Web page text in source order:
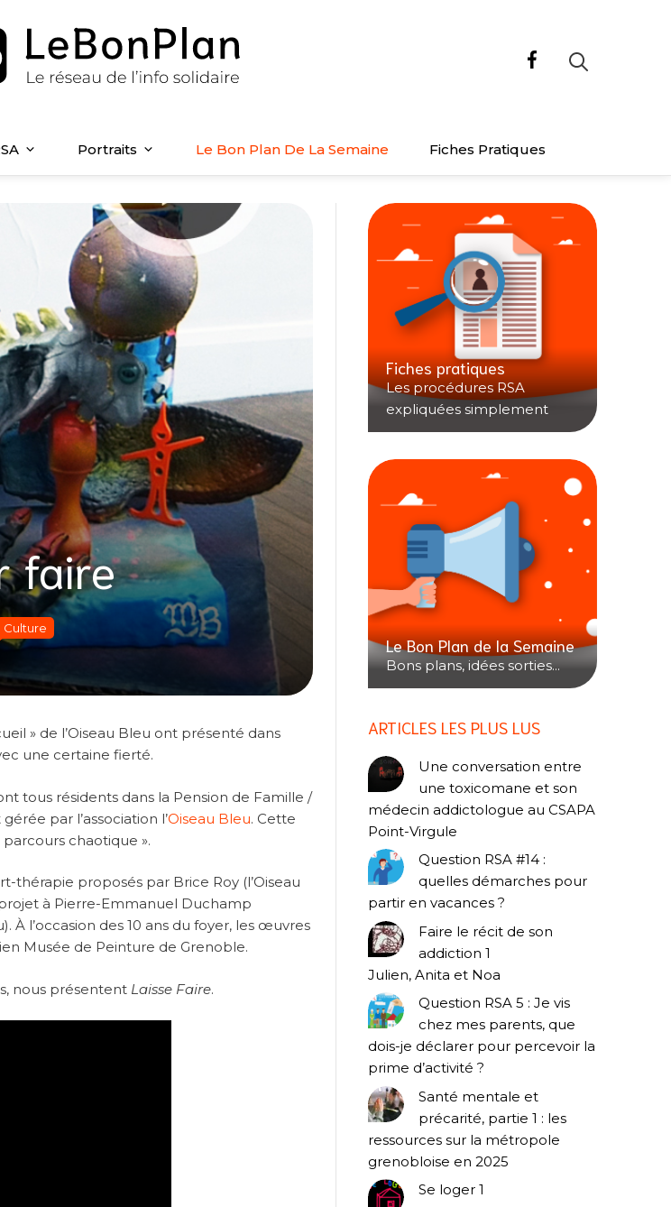
Portraits Le Bon Plan De La Semaine Fiches Pratiques
faire
Culture
» de l’Oiseau Bleu ont présenté dans
une certaine fierté.
tous résidents dans la Pension de Famille /
gérée par l’association l’Oiseau Bleu. Cette
chaotique ».
thérapie proposés par Brice Roy (l’Oiseau
à Pierre-Emmanuel Duchamp
À l’occasion des 10 ans du foyer, les œuvres
Musée de Peinture de Grenoble.
nous présentent Laisse Faire.
Fiches pratiques
Les procédures RSA
expliquées simplement
Le Bon Plan de la Semaine
Bons plans, idées sorties...
ARTICLES LES PLUS LUS
Une conversation entre
une toxicomane et son
médecin addictologue au CSAPA
Point-Virgule
Question RSA #14 :
quelles démarches pour
partir en vacances ?
Faire le récit de son
addiction 1
Julien, Anita et Noa
Question RSA 5 : Je vis
chez mes parents, que
dois-je déclarer pour percevoir la
prime d’activité ?
Santé mentale et
précarité, partie 1 : les
ressources sur la métropole
grenobloise en 2025
Se loger 1